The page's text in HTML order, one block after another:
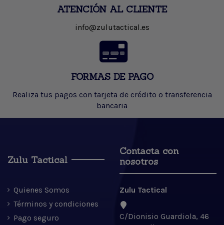
ATENCIÓN AL CLIENTE
info@zulutactical.es
FORMAS DE PAGO
Realiza tus pagos con tarjeta de crédito o transferencia
bancaria
Zulu Tactical
Quienes Somos
Términos y condiciones
Pago seguro
Contacta con
nosotros
Zulu Tactical
C/Dionisio Guardiola, 46